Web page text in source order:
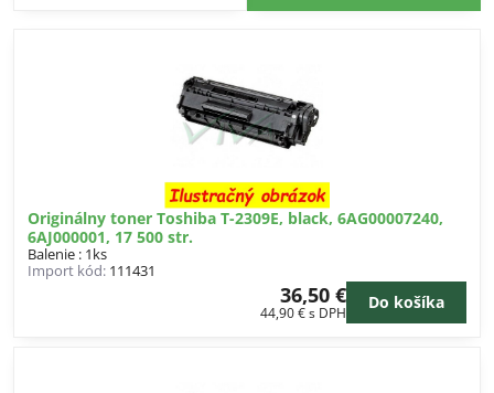
Originálny toner Toshiba T-2309E, black, 6AG00007240,
6AJ000001, 17 500 str.
Balenie : 1ks
Import kód: 111431
36,50 €
44,90 €s DPH
Do košíka